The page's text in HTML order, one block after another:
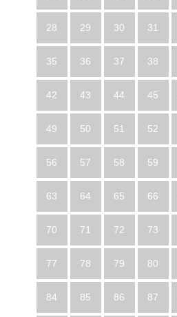
28 29 30 31
35 36 37 38
42 43 44 45
49 50 51 52
56 57 58 59
63 64 65 66
70 71 72 73
77 78 79 80
84 85 86 87